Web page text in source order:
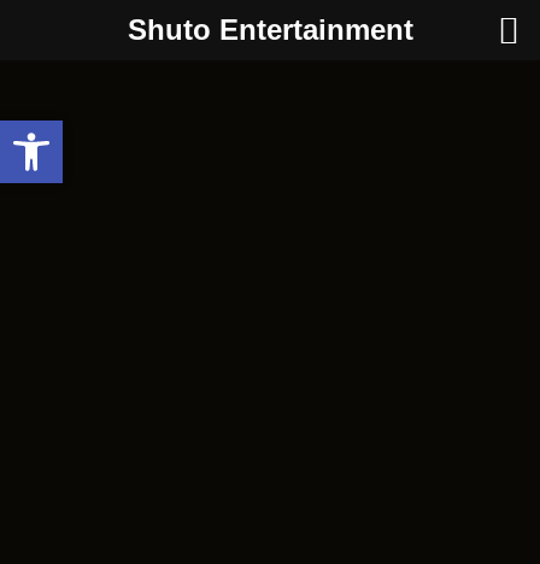
Werkzeugleiste öffnen
Shuto Entertainment